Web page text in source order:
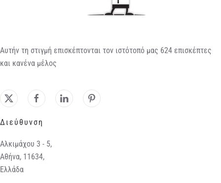
Αυτήν τη στιγμή επισκέπτονται τον ιστότοπό μας 624 επισκέπτες
και κανένα μέλος
Διεύθυνση
Αλκιμάχου 3 - 5,
Αθήνα, 11634,
Ελλάδα